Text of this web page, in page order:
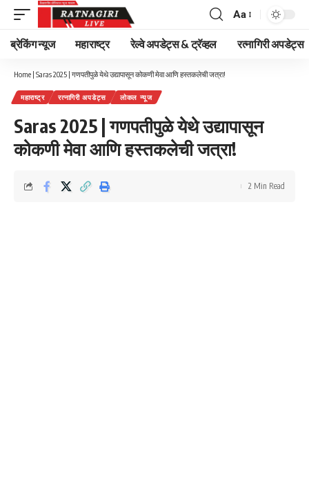
Font
Resizer
Aa
ब्रेकिंग न्यूज महाराष्ट्र रेल्वे अपडेट्स & ट्रॅव्हल रत्नागिरी अपडेट्स
Home | Saras 2025 | गणपतीपुळे येथे उद्यापासून कोकणी मेवा आणि हस्तकलेची जत्रा!
महाराष्ट्र रत्नागिरी अपडेट्स लोकल न्यूज
Saras 2025 | गणपतीपुळे येथे उद्यापासून
कोकणी मेवा आणि हस्तकलेची जत्रा!
2 Min Read